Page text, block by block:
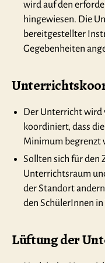
wird auf den
hingewiesen. Die
bereitgestellter
Gegebenheiten
Der Unterricht wird
koordiniert, dass
Minimum begrenzt
Sollten sich für den
Unterrichtsraum
der Standort
den SchülerInnen
Lüftung der